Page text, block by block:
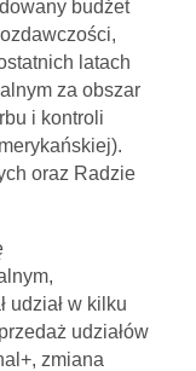
budżet
latach
za obszar
i kontroli
oraz Radzie
udział w kilku
udziałów
zmiana